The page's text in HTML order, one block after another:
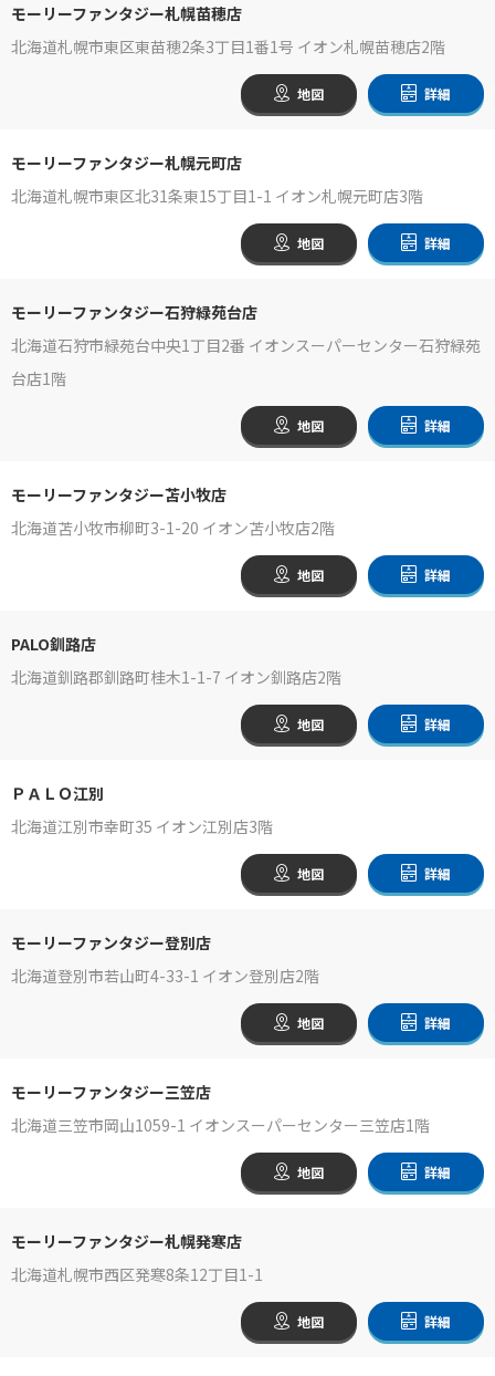
モーリーファンタジー札幌苗穂店
北海道札幌市東区東苗穂2条3丁目1番1号 イオン札幌苗穂店2階
地図 詳細
モーリーファンタジー札幌元町店
北海道札幌市東区北31条東15丁目1-1 イオン札幌元町店3階
地図 詳細
モーリーファンタジー石狩緑苑台店
北海道石狩市緑苑台中央1丁目2番 イオンスーパーセンター石狩緑苑
台店1階
地図 詳細
モーリーファンタジー苫小牧店
北海道苫小牧市柳町3-1-20 イオン苫小牧店2階
地図 詳細
PALO釧路店
北海道釧路郡釧路町桂木1-1-7 イオン釧路店2階
地図 詳細
ＰＡＬＯ江別
北海道江別市幸町35 イオン江別店3階
地図 詳細
モーリーファンタジー登別店
北海道登別市若山町4-33-1 イオン登別店2階
地図 詳細
モーリーファンタジー三笠店
北海道三笠市岡山1059-1 イオンスーパーセンター三笠店1階
地図 詳細
モーリーファンタジー札幌発寒店
北海道札幌市西区発寒8条12丁目1-1
地図 詳細